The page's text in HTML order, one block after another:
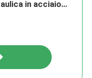
in acciaio